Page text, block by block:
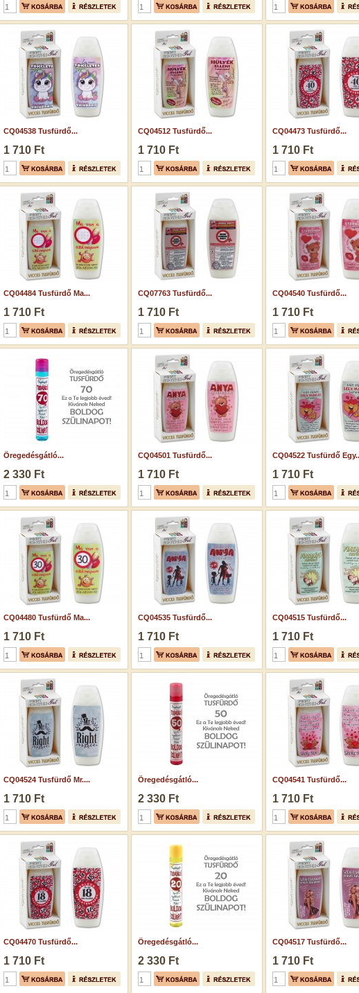
CQ04538 Tusfürdő...
1 710 Ft
CQ04512 Tusfürdő...
1 710 Ft
CQ04473 Tusfürdő...
1 710 Ft
CQ04484 Tusfürdő Ma...
1 710 Ft
CQ07763 Tusfürdő...
1 710 Ft
CQ04540 Tusfürdő...
1 710 Ft
Öregedésgátló...
2 330 Ft
CQ04501 Tusfürdő...
1 710 Ft
CQ04522 Tusfürdő
1 710 Ft
CQ04480 Tusfürdő Ma...
1 710 Ft
CQ04535 Tusfürdő...
1 710 Ft
CQ04515 Tusfürdő...
1 710 Ft
CQ04524 Tusfürdő Mr....
1 710 Ft
Öregedésgátló...
2 330 Ft
CQ04541 Tusfürdő...
1 710 Ft
CQ04470 Tusfürdő...
1 710 Ft
Öregedésgátló...
2 330 Ft
CQ04517 Tusfürdő...
1 710 Ft